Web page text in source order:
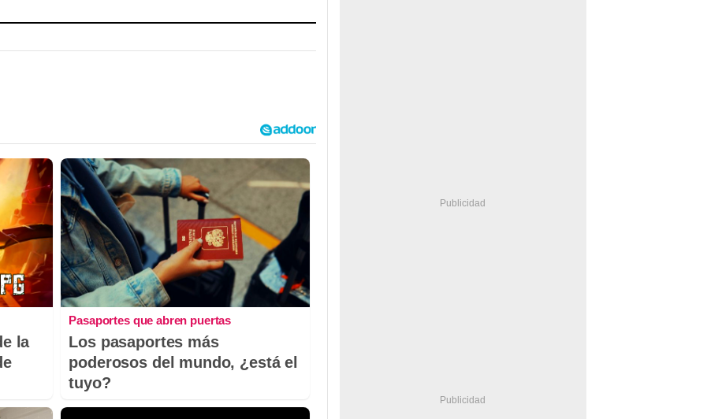
la
Pasaportes que abren puertas
Los pasaportes más
poderosos del mundo, ¿está el
tuyo?